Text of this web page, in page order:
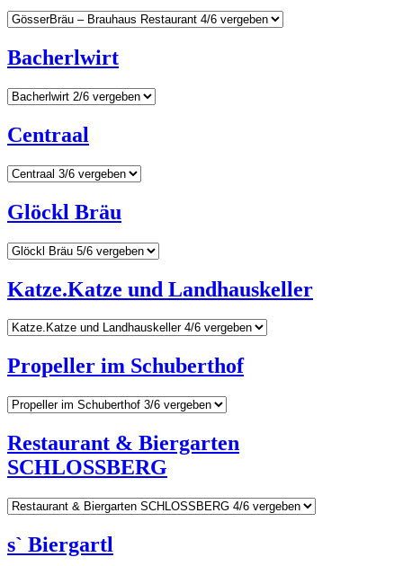
Bacherlwirt
Centraal
Glöckl Bräu
Katze.Katze und Landhauskeller
Propeller im Schuberthof
Restaurant & Biergarten
SCHLOSSBERG
s` Biergartl